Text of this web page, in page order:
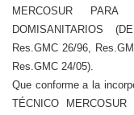
MERCOSUR
DOMISANITARIOS
Res.GMC 26/96,
Res.GMC 24/05).
Que conforme a la
TÉCNICO